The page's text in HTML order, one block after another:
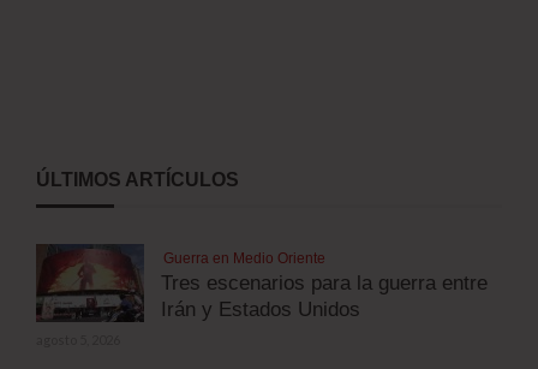
ÚLTIMOS ARTÍCULOS
Guerra en Medio Oriente
Tres escenarios para la guerra entre
Irán y Estados Unidos